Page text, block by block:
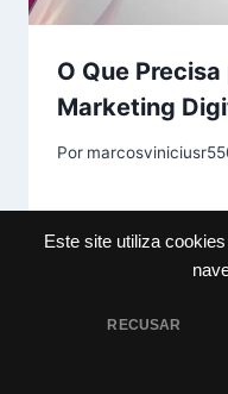
Este site utiliza
RECUSAR
O Que
Marketing
Por